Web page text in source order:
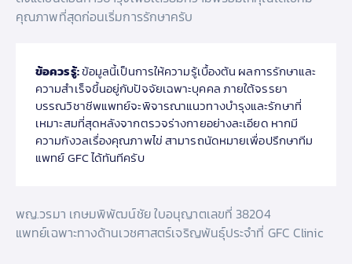
คุณภาพที่สุดก่อนเริ่มการรักษาครับ
ข้อควรรู้:ข้อมูลนี้เป็นการให้ความรู้เบื้องต้น ผลการรักษาและ
ความสำเร็จขึ้นอยู่กับปัจจัยเฉพาะบุคคล ภายใต้จรรยา
บรรณวิชาชีพแพทย์จะพิจารณาแนวทางบำรุงและรักษาที่
เหมาะสมที่สุดหลังจากตรวจร่างกายอย่างละเอียด หากมี
ความกังวลเรื่องคุณภาพไข่ สามารถนัดหมายเพื่อปรึกษาทีม
แพทย์ GFC ได้ทันทีครับ
พญ.วรมา เกษมพิพัฒน์ชัย ใบอนุญาตเลขที่ 38204
แพทย์เฉพาะทางด้านเวชศาสตร์เจริญพันธุ์ประจำที่ GFC Clinic